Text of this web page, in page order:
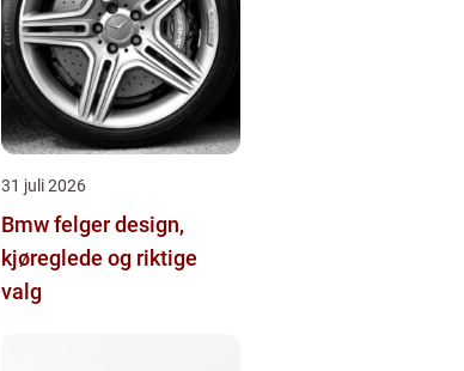
31 juli 2026
Bmw felger design,
kjøreglede og riktige
valg